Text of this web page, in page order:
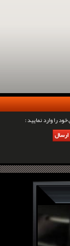
را وارد نمایید :
ارسال